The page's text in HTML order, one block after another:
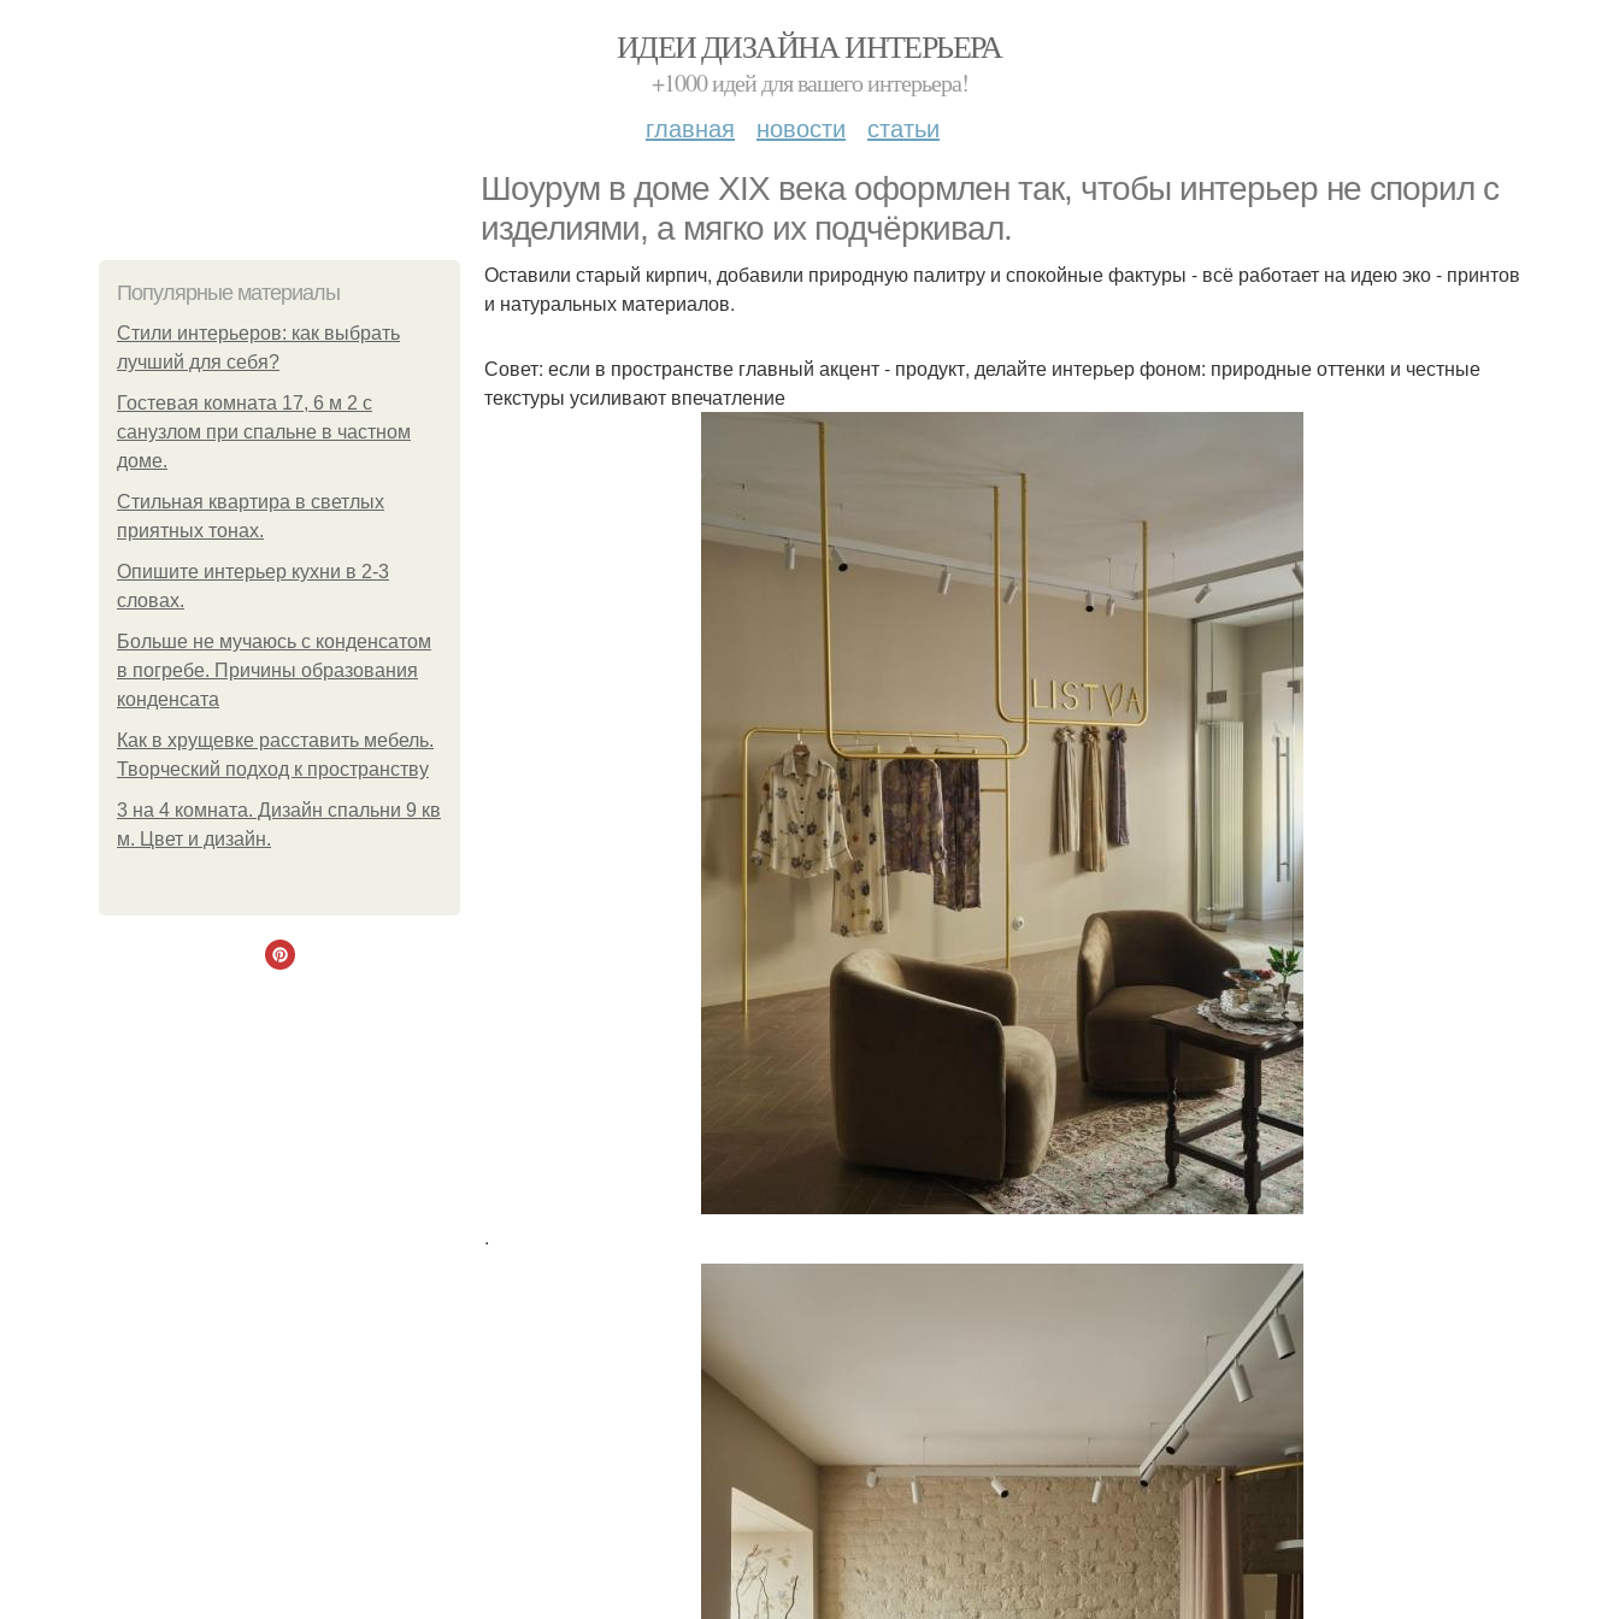
ИДЕИ ДИЗАЙНА ИНТЕРЬЕРА
+1000 идей для вашего интерьера!
главная новости статьи
Шоурум в доме XIX века оформлен так, чтобы интерьер не спорил с
изделиями, а мягко их подчёркивал.
Популярные материалы
Стили интерьеров: как выбрать
лучший для себя?
Гостевая комната 17, 6 м 2 с
санузлом при спальне в частном
доме.
Стильная квартира в светлых
приятных тонах.
Опишите интерьер кухни в 2-3
словах.
Больше не мучаюсь с конденсатом
в погребе. Причины образования
конденсата
Как в хрущевке расставить мебель.
Творческий подход к пространству
3 на 4 комната. Дизайн спальни 9 кв
м. Цвет и дизайн.
Оставили старый кирпич, добавили природную палитру и спокойные фактуры - всё работает на идею эко - принтов
и натуральных материалов.
Совет: если в пространстве главный акцент - продукт, делайте интерьер фоном: природные оттенки и честные
текстуры усиливают впечатление
.